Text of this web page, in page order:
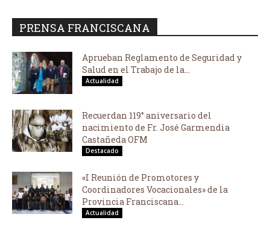
PRENSA FRANCISCANA
Aprueban Reglamento de Seguridad y
Salud en el Trabajo de la...
Actualidad
Recuerdan 119° aniversario del
nacimiento de Fr. José Garmendia
Castañeda OFM
Destacado
«I Reunión de Promotores y
Coordinadores Vocacionales» de la
Provincia Franciscana...
Actualidad